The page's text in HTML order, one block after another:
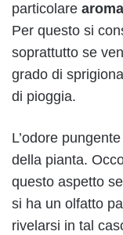
particolare
Per questo si
soprattutto se
grado di
di pioggia.
L’odore
della pianta.
questo aspetto
si ha un olfatto
rivelarsi in tal